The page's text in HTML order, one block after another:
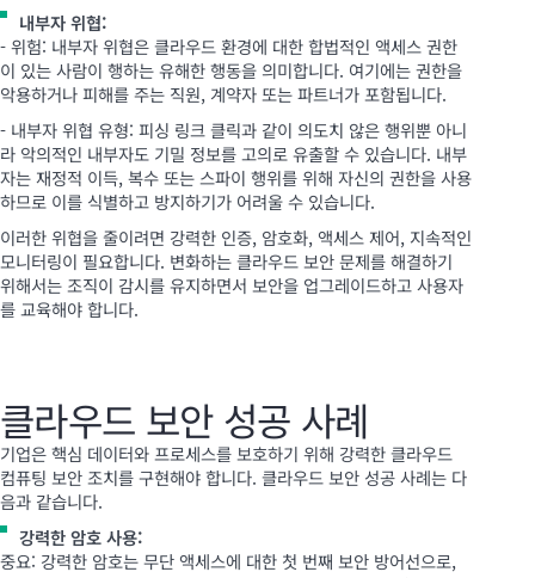
내부자 위협:
- 위험: 내부자 위협은 클라우드 환경에 대한 합법적인 액세스 권한
이 있는 사람이 행하는 유해한 행동을 의미합니다. 여기에는 권한을
악용하거나 피해를 주는 직원, 계약자 또는 파트너가 포함됩니다.
- 내부자 위협 유형: 피싱 링크 클릭과 같이 의도치 않은 행위뿐 아니
라 악의적인 내부자도 기밀 정보를 고의로 유출할 수 있습니다. 내부
자는 재정적 이득, 복수 또는 스파이 행위를 위해 자신의 권한을 사용
하므로 이를 식별하고 방지하기가 어려울 수 있습니다.
이러한 위협을 줄이려면 강력한 인증, 암호화, 액세스 제어, 지속적인
모니터링이 필요합니다. 변화하는 클라우드 보안 문제를 해결하기
위해서는 조직이 감시를 유지하면서 보안을 업그레이드하고 사용자
를 교육해야 합니다.
클라우드 보안 성공 사례
기업은 핵심 데이터와 프로세스를 보호하기 위해 강력한 클라우드
컴퓨팅 보안 조치를 구현해야 합니다. 클라우드 보안 성공 사례는 다
음과 같습니다.
강력한 암호 사용:
중요: 강력한 암호는 무단 액세스에 대한 첫 번째 보안 방어선으로,